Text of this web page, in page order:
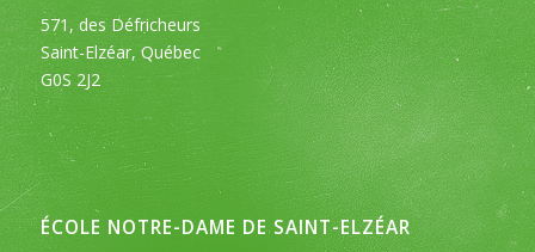
571, des Défricheurs
Saint-Elzéar, Québec
G0S 2J2
ÉCOLE NOTRE-DAME DE SAINT-ELZÉAR